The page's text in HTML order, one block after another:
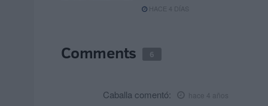
HACE 4 DÍAS
Comments 6
Caballa comentó: hace 4 años